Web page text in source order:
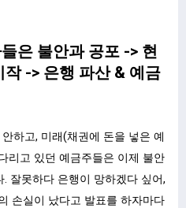
은 불안과 공포 -> 현
-> 은행 파산 & 예금
하고, 미래(채권에 돈을 넣은 예
리고 있던 예금주들은 이제 불안
잘못하다 은행이 망하겠다 싶어,
손실이 났다고 발표를 하자마다